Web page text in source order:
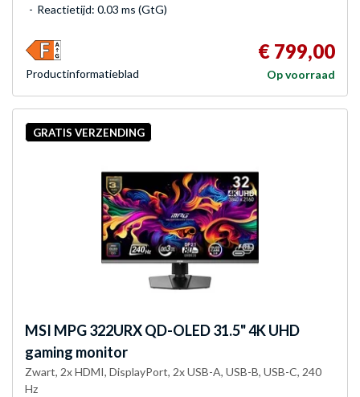
Reactietijd: 0.03 ms (GtG)
€ 799,00
Op voorraad
Product­informatieblad
GRATIS VERZENDING
MSI MPG 322URX QD-OLED 31.5" 4K UHD
gaming monitor
Zwart, 2x HDMI, DisplayPort, 2x USB-A, USB-B, USB-C, 240
Hz